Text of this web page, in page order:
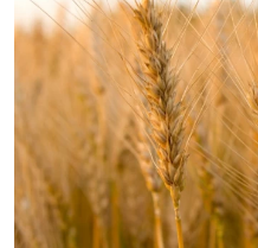
σύνδεση Κύπρου
Κόσμος
Golden Fleet: Τα
προκαλούν
μαμούθ